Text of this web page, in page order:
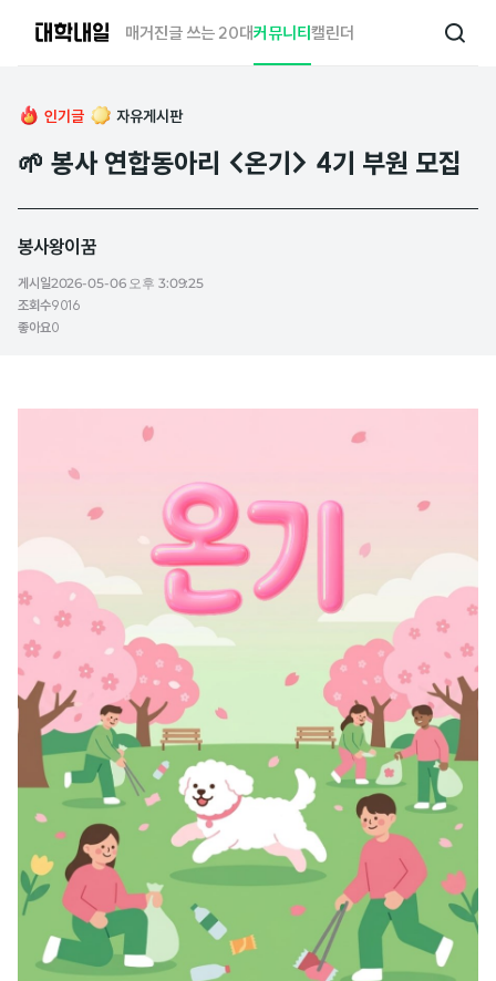
매거진글 쓰는 20대커뮤니티캘린더
검
인기글 자유게시판
🌱 봉사 연합동아리 <온기> 4기 부원 모집
봉사왕이꿈
게시일2026-05-06 오후 3:09:25
조회수9016
좋아요0